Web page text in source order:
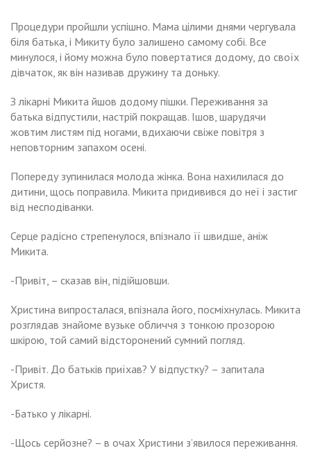
Процедури пройшли успішно. Мама цілими днями чергувала
біля батька, і Микиту було залишено самому собі. Все
минулося, і йому можна було повертатися додому, до своїх
дівчаток, як він називав дружину та доньку.
З лікарні Микита йшов додому пішки. Переживання за
батька відпустили, настрій покращав. Ішов, шарудячи
жовтим листям під ногами, вдихаючи свіже повітря з
неповторним запахом осені.
Попереду зупинилася молода жінка. Вона нахилилася до
дитини, щось поправила. Микита придивився до неї і застиг
від несподіванки.
Серце радісно стрепенулося, впізнало її швидше, аніж
Микита.
-Привіт, – сказав він, підійшовши.
Христина випросталася, впізнала його, посміхнулась. Микита
розглядав знайоме вузьке обличчя з тонкою прозорою
шкірою, той самий відсторонений сумний погляд.
-Привіт. До батьків приїхав? У відпустку? – запитала
Христя.
-Батько у лікарні.
-Щось серйозне? – в очах Христини зʼявилося переживання.